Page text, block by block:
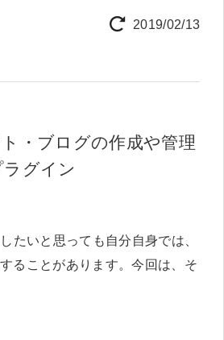
2019/02/13
・ブログの作成や管理
グイン
たいと思っても自分自身では、
ることがあります。今回は、そ